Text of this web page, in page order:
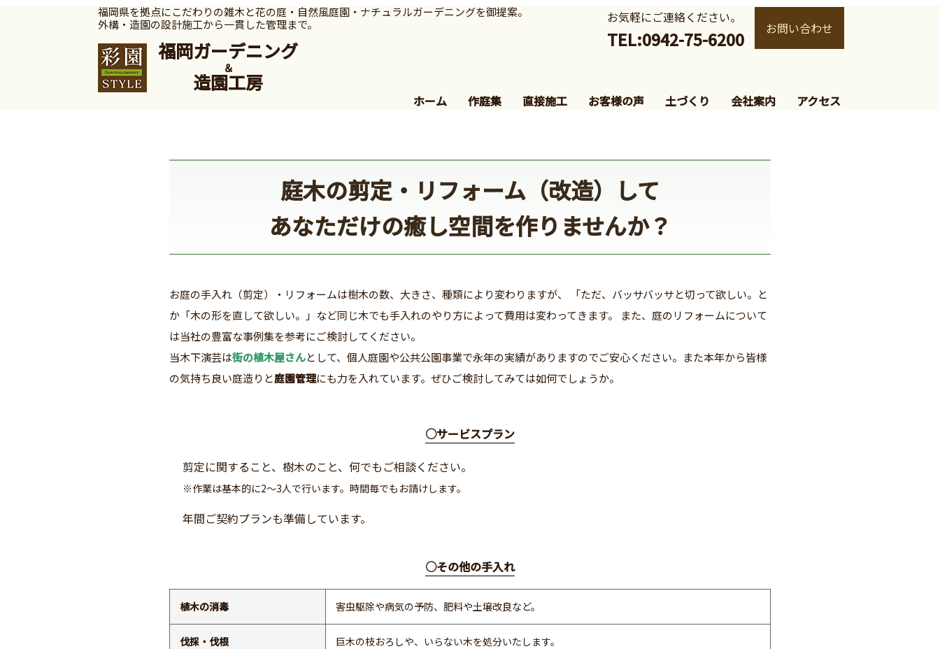
福岡県を拠点にこだわりの雑木と花の庭・自然風庭園・ナチュラルガーデニングを御提案。
外構・造園の設計施工から一貫した管理まで。
福岡ガーデニング
＆
造園工房
お気軽にご連絡ください。
TEL:0942-75-6200 お問い合わせ
ホーム 作庭集 直接施工 お客様の声 土づくり 会社案内 アクセス
庭木の剪定・リフォーム（改造）して
あなただけの癒し空間を作りませんか？
お庭の手入れ（剪定）・リフォームは樹木の数、大きさ、種類により変わりますが、 「ただ、バッサバッサと切って欲しい。と
か「木の形を直して欲しい。」など同じ木でも手入れのやり方によって費用は変わってきます。 また、庭のリフォームについて
は当社の豊富な事例集を参考にご検討してください。
当木下演芸は街の植木屋さんとして、個人庭園や公共公園事業で永年の実績がありますのでご安心ください。また本年から皆様
の気持ち良い庭造りと庭園管理にも力を入れています。ぜひご検討してみては如何でしょうか。
○サービスプラン
剪定に関すること、樹木のこと、何でもご相談ください。
※作業は基本的に2〜3人で行います。時間毎でもお請けします。
年間ご契約プランも準備しています。
○その他の手入れ
植木の消毒 害虫駆除や病気の予防、肥料や土壌改良など。
伐採・伐根 巨木の枝おろしや、いらない木を処分いたします。